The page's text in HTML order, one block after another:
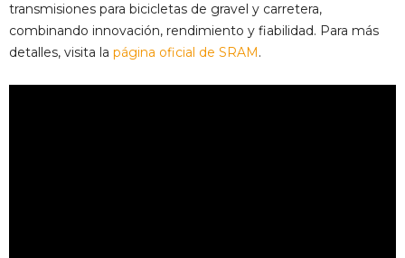
transmisiones para bicicletas de gravel y carretera,
combinando innovación, rendimiento y fiabilidad. Para más
detalles, visita la página oficial de SRAM.